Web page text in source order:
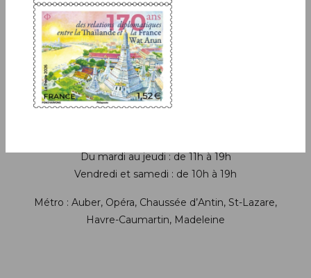
+33(0)1 42 93 86 84
(appel non surtaxé)
contact.lecarredencre@laposte.fr
Suivez-nous sur les réseaux
Du mardi au jeudi : de 11h à 19h
Vendredi et samedi : de 10h à 19h
Métro : Auber, Opéra, Chaussée d’Antin, St-Lazare,
Havre-Caumartin, Madeleine